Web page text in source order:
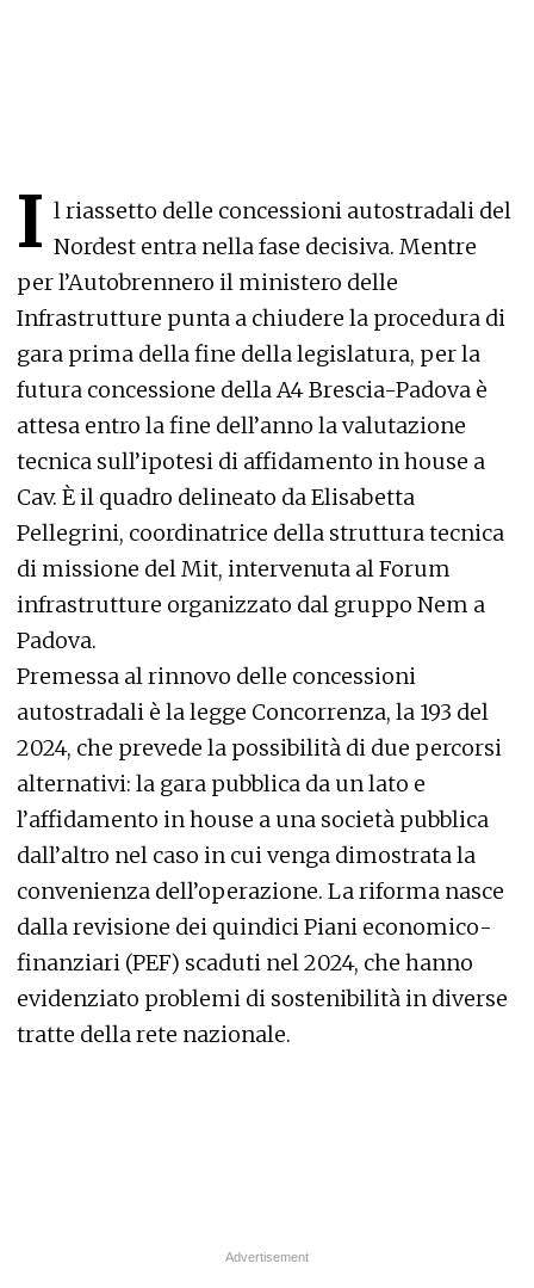
I l riassetto delle concessioni autostradali del
Nordest entra nella fase decisiva. Mentre
per l’Autobrennero il ministero delle
Infrastrutture punta a chiudere la procedura di
gara prima della fine della legislatura, per la
futura concessione della A4 Brescia-Padova è
attesa entro la fine dell’anno la valutazione
tecnica sull’ipotesi di affidamento in house a
Cav. È il quadro delineato da Elisabetta
Pellegrini, coordinatrice della struttura tecnica
di missione del Mit, intervenuta al Forum
infrastrutture organizzato dal gruppo Nem a
Padova.
Premessa al rinnovo delle concessioni
autostradali è la legge Concorrenza, la 193 del
2024, che prevede la possibilità di due percorsi
alternativi: la gara pubblica da un lato e
l’affidamento in house a una società pubblica
dall’altro nel caso in cui venga dimostrata la
convenienza dell’operazione. La riforma nasce
dalla revisione dei quindici Piani economico-
finanziari (PEF) scaduti nel 2024, che hanno
evidenziato problemi di sostenibilità in diverse
tratte della rete nazionale.